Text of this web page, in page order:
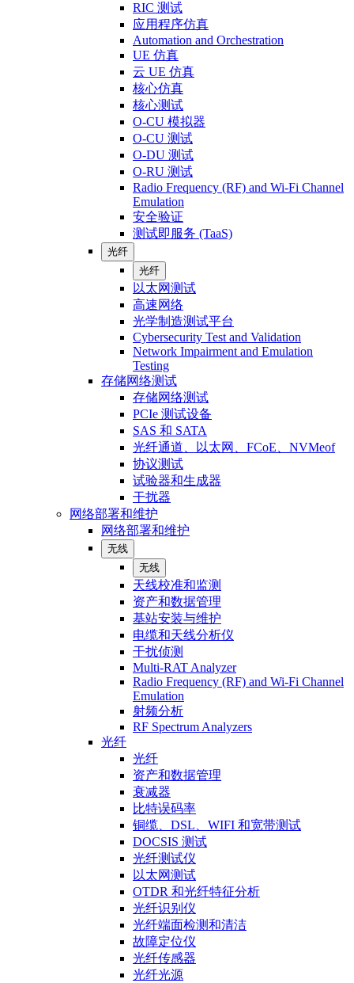
RIC 测试
应用程序仿真
Automation and Orchestration
UE 仿真
云 UE 仿真
核心仿真
核心测试
O-CU 模拟器
O-CU 测试
O-DU 测试
O-RU 测试
Radio Frequency (RF) and Wi-Fi Channel
Emulation
安全验证
测试即服务 (TaaS)
光纤
光纤
以太网测试
高速网络
光学制造测试平台
Cybersecurity Test and Validation
Network Impairment and Emulation
Testing
存储网络测试
存储网络测试
PCIe 测试设备
SAS 和 SATA
光纤通道、以太网、FCoE、NVMeof
协议测试
试验器和生成器
干扰器
网络部署和维护
网络部署和维护
无线
无线
天线校准和监测
资产和数据管理
基站安装与维护
电缆和天线分析仪
干扰侦测
Multi-RAT Analyzer
Radio Frequency (RF) and Wi-Fi Channel
Emulation
射频分析
RF Spectrum Analyzers
光纤
光纤
资产和数据管理
衰减器
比特误码率
铜缆、DSL、WIFI 和宽带测试
DOCSIS 测试
光纤测试仪
以太网测试
OTDR 和光纤特征分析
光纤识别仪
光纤端面检测和清洁
故障定位仪
光纤传感器
光纤光源